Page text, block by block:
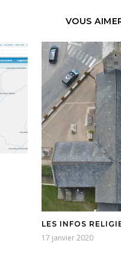
VOUS
LES INFOS
17 janvier 2020